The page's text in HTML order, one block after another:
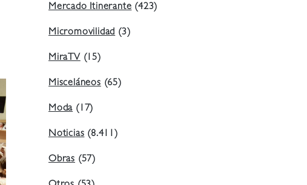
Mercado Itinerante(423)
Micromovilidad(3)
MiraTV(15)
Misceláneos(65)
Moda(17)
Noticias(8.411)
Obras (57)